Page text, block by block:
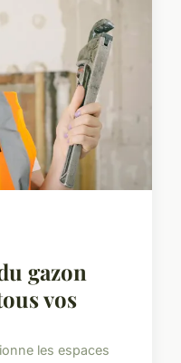
gazon
vos
les espaces